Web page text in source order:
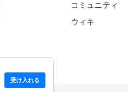
コミュニティ
ウィキ
受け入れる